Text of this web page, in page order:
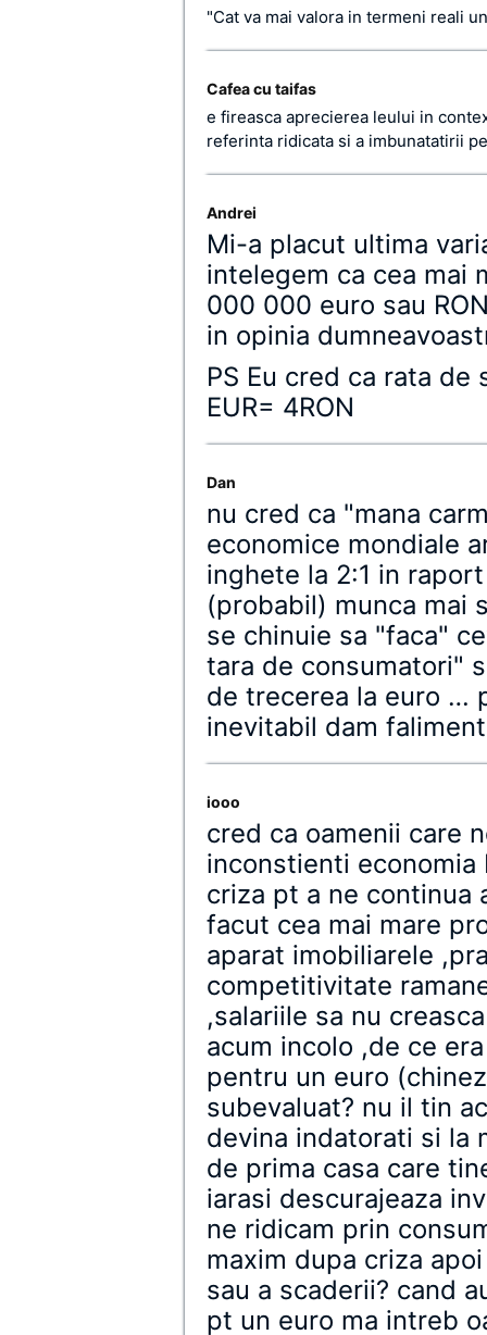
"Cat va mai valora in termeni reali
Cafea cu taifas
e fireasca aprecierea leului in
referinta ridicata si a imbunatatirii
Andrei
Mi-a placut ultima
intelegem ca cea mai
000 000 euro sau
in opinia
PS Eu cred ca rata de
EUR= 4RON
Dan
nu cred ca "mana
economice mondiale
inghete la 2:1 in
(probabil) munca mai
se chinuie sa "faca"
tara de consumatori"
de trecerea la euro …
inevitabil dam
iooo
cred ca oamenii care
inconstienti economia
criza pt a ne continua
facut cea mai mare
aparat imobiliarele
competitivitate
,salariile sa nu
acum incolo ,de ce
pentru un euro
subevaluat? nu il tin
devina indatorati si la
de prima casa care
iarasi descurajeaza
ne ridicam prin
maxim dupa criza
sau a scaderii? cand
pt un euro ma intreb